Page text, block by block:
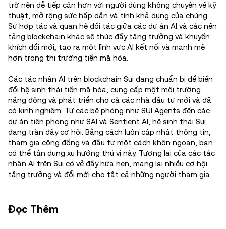
trở nên dễ tiếp cận hơn với người dùng không chuyên về kỹ
thuật, mở rộng sức hấp dẫn và tính khả dụng của chúng.
Sự hợp tác và quan hệ đối tác giữa các dự án AI và các nền
tảng blockchain khác sẽ thúc đẩy tăng trưởng và khuyến
khích đổi mới, tạo ra một lĩnh vực AI kết nối và mạnh mẽ
hơn trong thị trường tiền mã hóa.
Các tác nhân AI trên blockchain Sui đang chuẩn bị để biến
đổi hệ sinh thái tiền mã hóa, cung cấp một môi trường
năng động và phát triển cho cả các nhà đầu tư mới và đã
có kinh nghiệm. Từ các bệ phóng như SUI Agents đến các
dự án tiên phong như SAI và Sentient AI, hệ sinh thái Sui
đang tràn đầy cơ hội. Bằng cách luôn cập nhật thông tin,
tham gia cộng đồng và đầu tư một cách khôn ngoan, bạn
có thể tận dụng xu hướng thú vị này. Tương lai của các tác
nhân AI trên Sui có vẻ đầy hứa hẹn, mang lại nhiều cơ hội
tăng trưởng và đổi mới cho tất cả những người tham gia.
Đọc Thêm